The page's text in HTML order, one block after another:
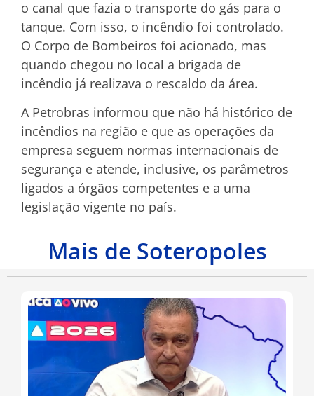
o canal que fazia o transporte do gás para o
tanque. Com isso, o incêndio foi controlado.
O Corpo de Bombeiros foi acionado, mas
quando chegou no local a brigada de
incêndio já realizava o rescaldo da área.
A Petrobras informou que não há histórico de
incêndios na região e que as operações da
empresa seguem normas internacionais de
segurança e atende, inclusive, os parâmetros
ligados a órgãos competentes e a uma
legislação vigente no país.
Mais de Soteropoles